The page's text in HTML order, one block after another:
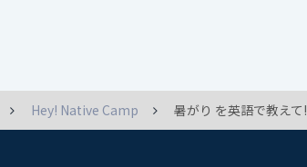
Hey! Native Camp 暑がり を英語で教えて!